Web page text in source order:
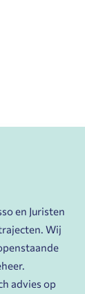
en Juristen
Wij
advies op